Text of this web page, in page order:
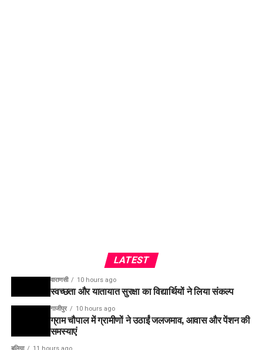
LATEST
वाराणसी 10 hours ago
स्वच्छता और यातायात सुरक्षा का विद्यार्थियों ने लिया संकल्प
गाजीपुर 10 hours ago
ग्राम चौपाल में ग्रामीणों ने उठाईं जलजमाव, आवास और पेंशन की
समस्याएं